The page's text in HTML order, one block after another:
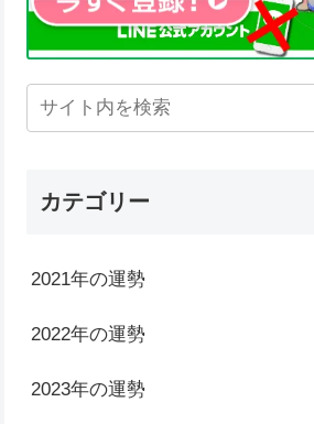
カテゴリー
2021年の運勢
2022年の運勢
2023年の運勢